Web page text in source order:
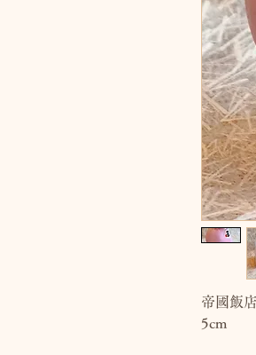
帝國飯
5cm